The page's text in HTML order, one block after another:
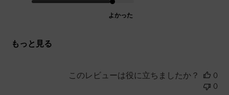
よかった
もっと見る
このレビューは役に立ちましたか？
0
0